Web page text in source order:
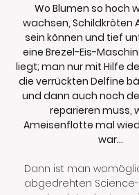
Wo Blumen so hoch
wachsen, Schildkröten
sein können und tief
eine Brezel-Eis-
liegt; man nur mit Hilfe
die verrückten Delfine
und dann auch noch
reparieren muss,
Ameisenflotte mal
war...
Dann ist man
abgedrehten Science-